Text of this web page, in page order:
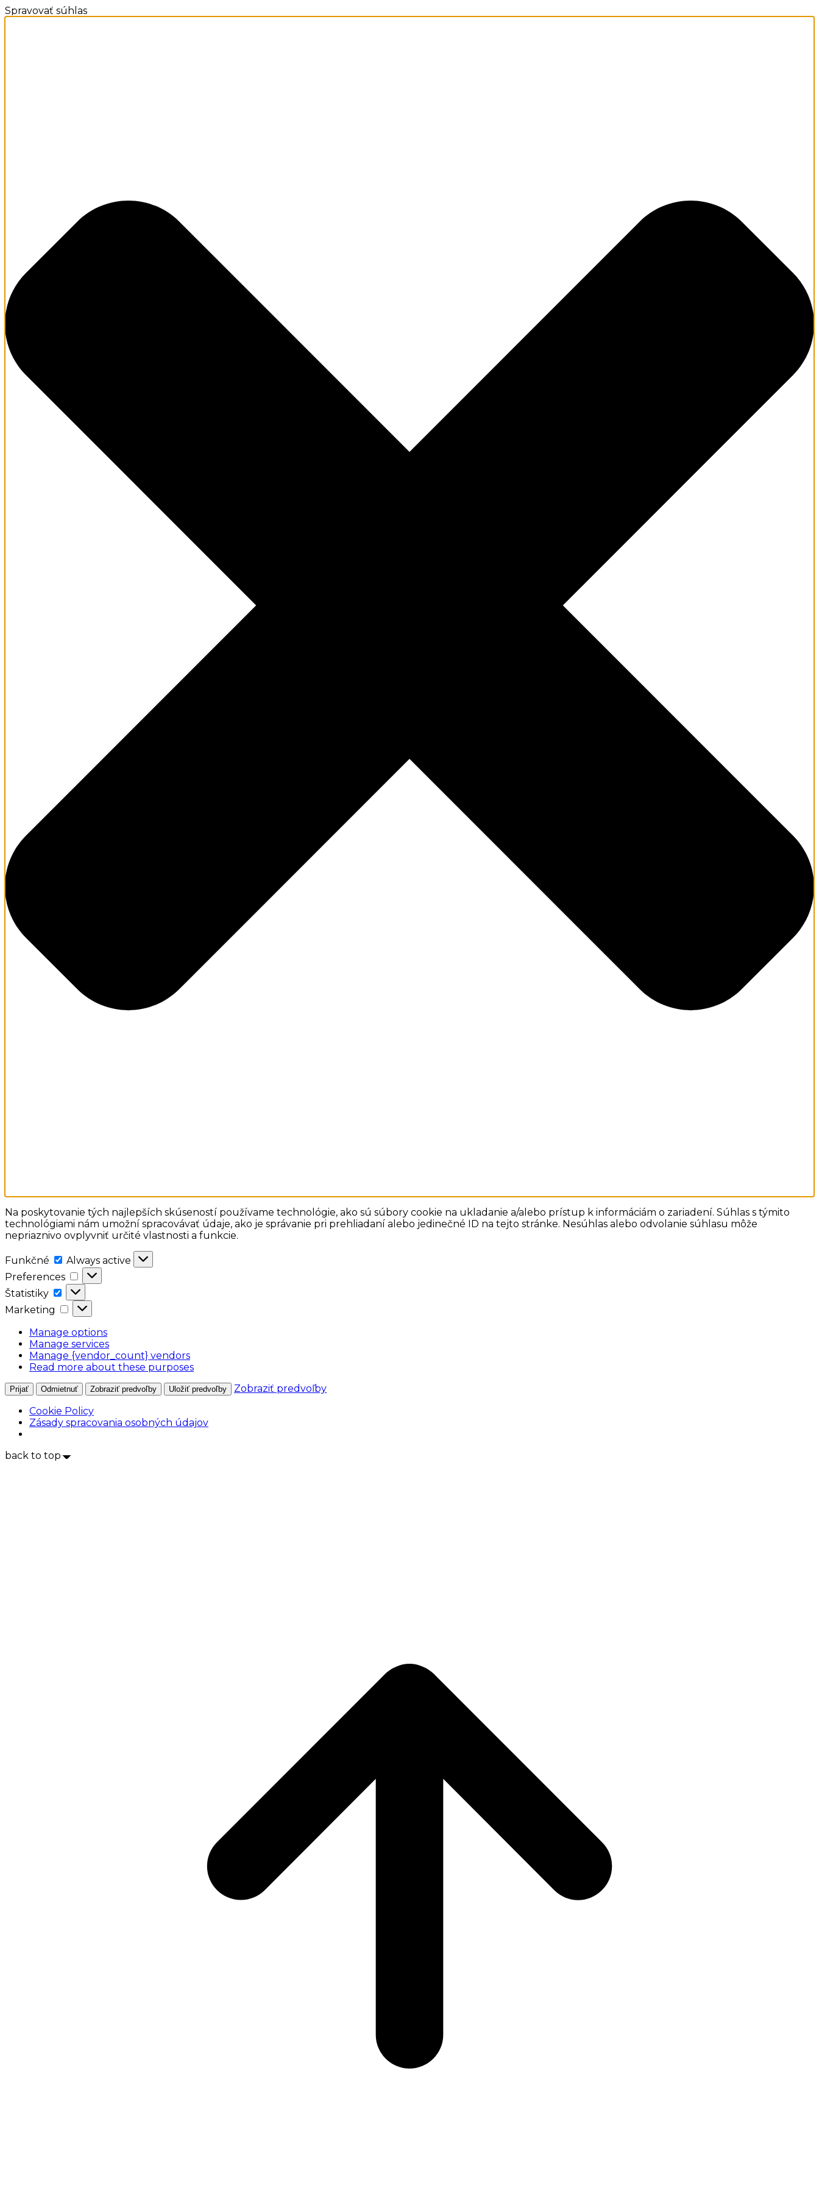
Spravovať súhlas
Na poskytovanie tých najlepších skúseností používame technológie, ako sú súbory cookie na ukladanie a/alebo prístup k informáciám o zariadení. Súhlas s týmito
technológiami nám umožní spracovávať údaje, ako je správanie pri prehliadaní alebo jedinečné ID na tejto stránke. Nesúhlas alebo odvolanie súhlasu môže
nepriaznivo ovplyvniť určité vlastnosti a funkcie.
Funkčné Funkčné
Always active
Preferences
Preferences
Štatistiky
Štatistiky
Marketing
Marketing
Manage options
Manage services
Manage {vendor_count} vendors
Read more about these purposes
Prijať Odmietnuť Zobraziť predvoľby Uložiť predvoľby
Zobraziť predvoľby
Cookie Policy
Zásady spracovania osobných údajov
back to top